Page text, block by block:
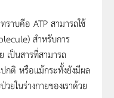
าบคือ ATP สามารถใช้
สำหรับการ
เป็นสารที่สามารถ
ปกติ หรือแม้กระทั้งยังมีผล
ยในร่างกายของเราด้วย